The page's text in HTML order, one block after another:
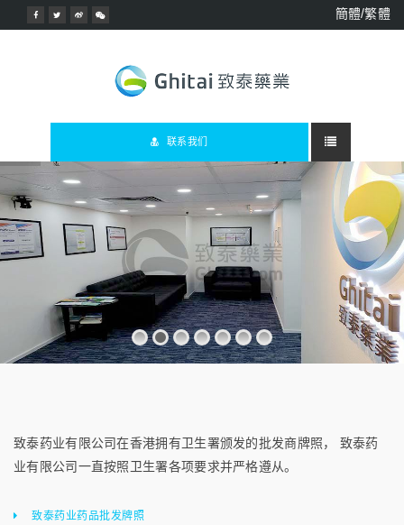
簡體/繁體
联系我们
致泰药业有限公司在香港拥有卫生署颁发的批发商牌照， 致泰药
业有限公司一直按照卫生署各项要求并严格遵从。
致泰药业药品批发牌照